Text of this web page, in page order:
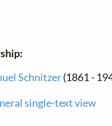
Schnitzer(1861 -
single-text view